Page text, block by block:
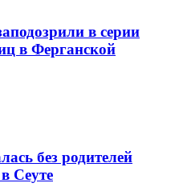
в серии
в Ферганской
без родителей
Сеуте